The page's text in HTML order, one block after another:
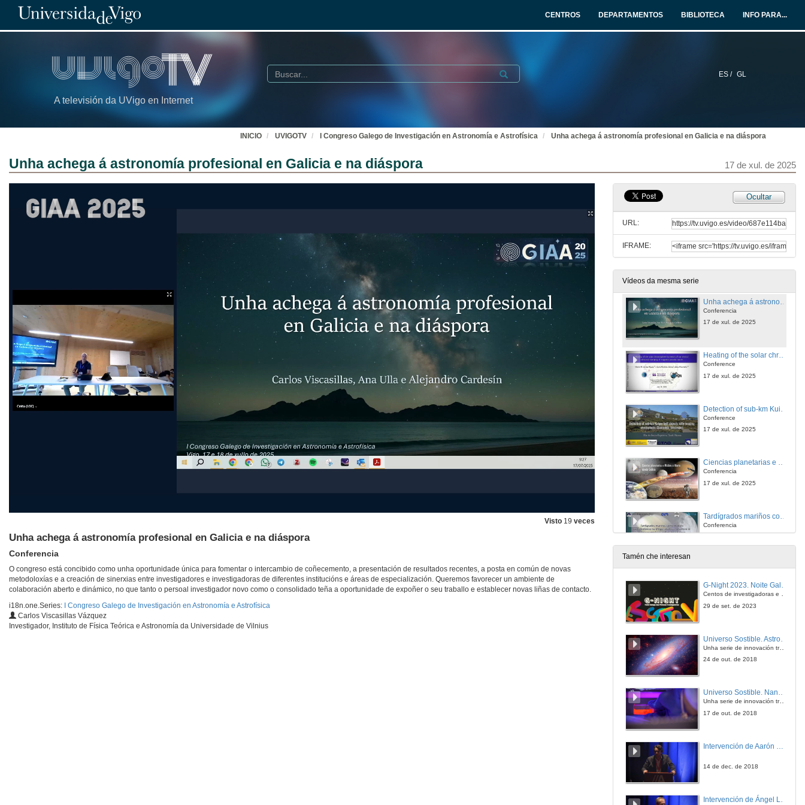
CENTROS DEPARTAMENTOS BIBLIOTECA INFO PARA...
A televisión da UVigo en Internet
ES / GL
Buscar Submit
INICIO UVIGOTV I Congreso Galego de Investigación en Astronomía e Astrofísica Unha achega á astronomía profesional en Galicia e na diáspora
Unha achega á astronomía profesional en Galicia e na diáspora 17 de xul. de 2025
Visto 19 veces
Unha achega á astronomía profesional en Galicia e na diáspora
Conferencia
O congreso está concibido como unha oportunidade única para fomentar o intercambio de coñecemento, a presentación de resultados recentes, a posta en común de novas
metodoloxías e a creación de sinerxias entre investigadores e investigadoras de diferentes institucións e áreas de especialización. Queremos favorecer un ambiente de
colaboración aberto e dinámico, no que tanto o persoal investigador novo como o consolidado teña a oportunidade de expoñer o seu traballo e establecer novas liñas de contacto.
i18n.one.Series:
I Congreso Galego de Investigación en Astronomía e Astrofísica
Carlos Viscasillas Vázquez
Investigador, Instituto de Física Teórica e Astronomía da Universidade de Vilnius
Ocultar
URL:
IFRAME:
Vídeos da mesma serie
I Congreso Galego de Investigación en Astronomía e Astrofísica
GIAA 2025
10 de xul. de 2025
Conferencia
17 de xul. de 2025
Heating of the solar chromosphere by means of ion-neutral collisional damping of magneto-acoustic waves
Conference
17 de xul. de 2025
Conference
17 de xul. de 2025
Ciencias planetarias e Misións a Marte dende Galicia
Conferencia
17 de xul. de 2025
Conferencia
Apertura do congreso
17 de xul. de 2025
17 de xul. de 2025
17 de xul. de 2025
Tamén che interesan
G-Night 2023. Noite Galega das Persoas Investigadoras. Conciencias creativas
Centos de investigadoras e investigadores, decenas de actividades e sete cidades
29 de set. de 2023
Unha serie de innovación transmedia para a divulgación da ciencia producida pola Crue e emitida pola 2 de TVE
24 de out. de 2018
Universo Sostible. Nanotecnoloxía, gran solución
Unha serie de innovación transmedia para a divulgación da ciencia producida pola Crue e emitida pola 2 de TVE
17 de out. de 2018
14 de dec. de 2018
Intervención de Ángel Luis Moratilla